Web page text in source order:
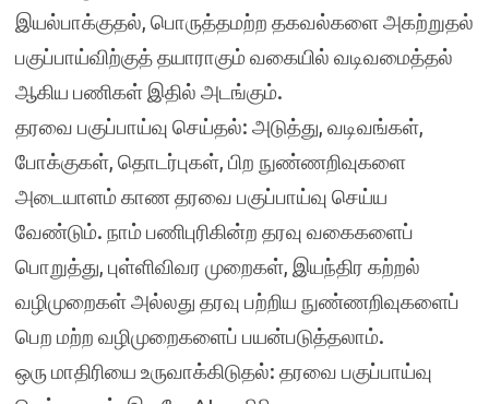
இயல்பாக்குதல், பொருத்தமற்ற தகவல்களை அகற்றுதல்
பகுப்பாய்விற்குத் தயாராகும் வகையில் வடிவமைத்தல்
ஆகிய பணிகள் இதில் அடங்கும்.
தரவை பகுப்பாய்வு செய்தல்: அடுத்து, வடிவங்கள்,
போக்குகள், தொடர்புகள், பிற நுண்ணறிவுகளை
அடையாளம் காண தரவை பகுப்பாய்வு செய்ய
வேண்டும். நாம் பணிபுரிகின்ற தரவு வகைகளைப்
பொறுத்து, புள்ளிவிவர முறைகள், இயந்திர கற்றல்
வழிமுறைகள் அல்லது தரவு பற்றிய நுண்ணறிவுகளைப்
பெற மற்ற வழிமுறைகளைப் பயன்படுத்தலாம்.
ஒரு மாதிரியை உருவாக்கிடுதல்: தரவை பகுப்பாய்வு